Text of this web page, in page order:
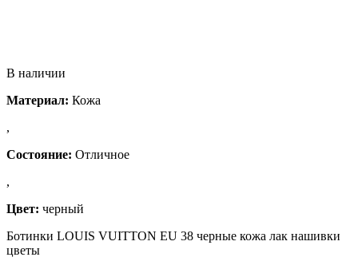
В наличии
Материал: Кожа
,
Состояние: Отличное
,
Цвет: черный
Ботинки LOUIS VUITTON EU 38 черные кожа лак нашивки
цветы